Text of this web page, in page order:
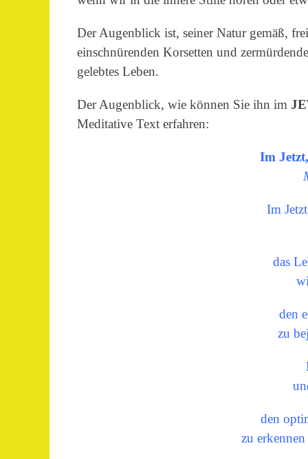
Der Augenblick ist, seiner Natur gemäß,
einschnürenden Korsetten und
gelebtes Leben.
Der Augenblick, wie können Sie ihn im
Meditative Text erfahren:
Im
Im
das
den
zu
den
zu